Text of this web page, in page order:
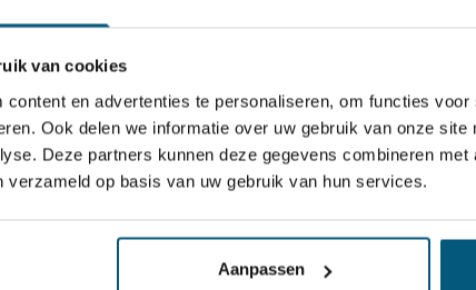
van cookies
content en advertenties te personaliseren, om functies
Ook delen we informatie over uw gebruik van onze
Deze partners kunnen deze gegevens combineren
verzameld op basis van uw gebruik van hun services.
Aanpassen